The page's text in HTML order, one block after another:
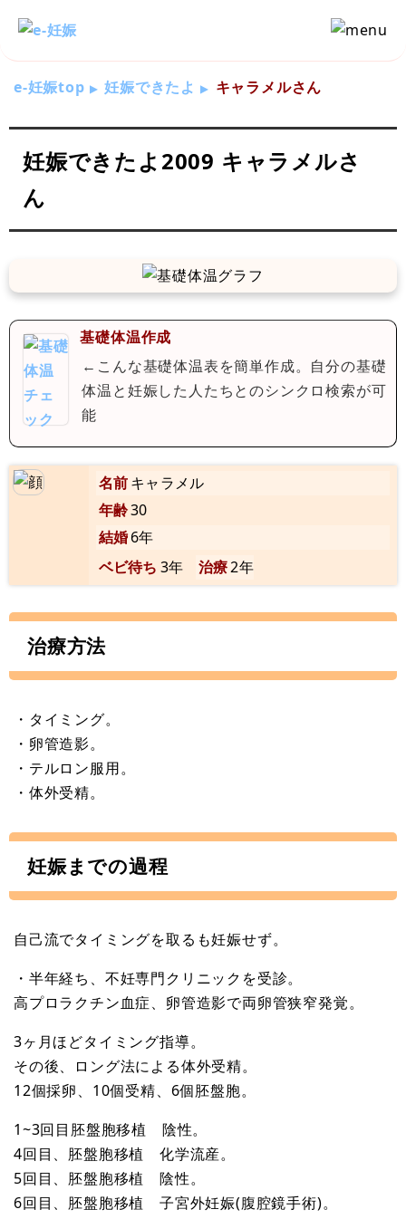
e-妊娠top 妊娠できたよ キャラメルさん
妊娠できたよ2009 キャラメルさ
ん
基礎体温作成
←こんな基礎体温表を簡単作成。自分の基礎
体温と妊娠した人たちとのシンクロ検索が可
能
名前キャラメル
年齢30
結婚6年
ベビ待ち 3年 治療2年
治療方法
・タイミング。
・卵管造影。
・テルロン服用。
・体外受精。
妊娠までの過程
自己流でタイミングを取るも妊娠せず。
・半年経ち、不妊専門クリニックを受診。
高プロラクチン血症、卵管造影で両卵管狭窄発覚。
3ヶ月ほどタイミング指導。
その後、ロング法による体外受精。
12個採卵、10個受精、6個胚盤胞。
1~3回目胚盤胞移植 陰性。
4回目、胚盤胞移植 化学流産。
5回目、胚盤胞移植 陰性。
6回目、胚盤胞移植 子宮外妊娠(腹腔鏡手術)。